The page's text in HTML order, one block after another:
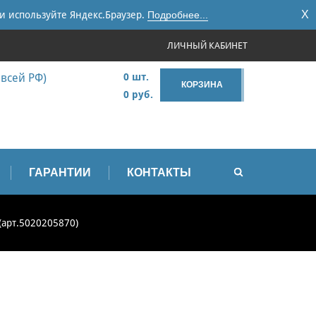
Яндекс.Браузер. Подробнее... X
ЛИЧНЫЙ КАБИНЕТ
всей РФ)
КОРЗИНА
0 шт.
0 руб.
ГАРАНТИИ КОНТАКТЫ